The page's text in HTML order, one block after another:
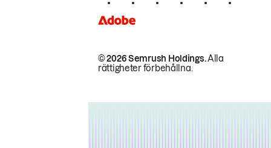
© 2026 Semrush Holdings.Alla
rättigheter förbehållna.